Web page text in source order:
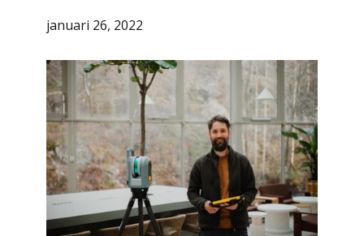
januari 26, 2022